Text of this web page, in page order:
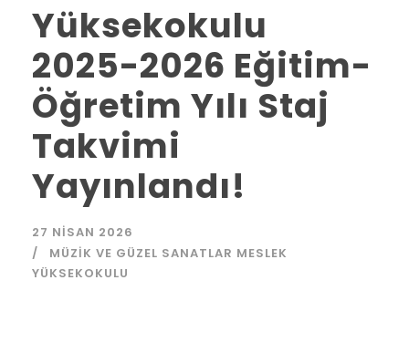
Yüksekokulu
2025-2026 Eğitim-
Öğretim Yılı Staj
Takvimi
Yayınlandı!
27 NISAN 2026
MÜZIK VE GÜZEL SANATLAR MESLEK
YÜKSEKOKULU